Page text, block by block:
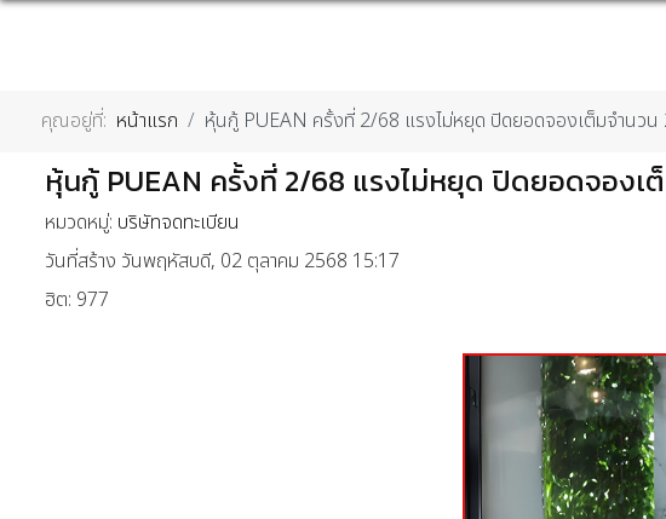
คุณอยู่ที่: หน้าแรก หุ้นกู้ PUEAN ครั้งที่ 2/68 แรงไม่หยุด ปิดยอดจองเต็มจำนวน
หุ้นกู้ PUEAN ครั้งที่ 2/68 แรงไม่หยุด ปิดยอดจองเ
หมวดหมู่: บริษัทจดทะเบียน
วันที่สร้าง วันพฤหัสบดี, 02 ตุลาคม 2568 15:17
ฮิต: 977